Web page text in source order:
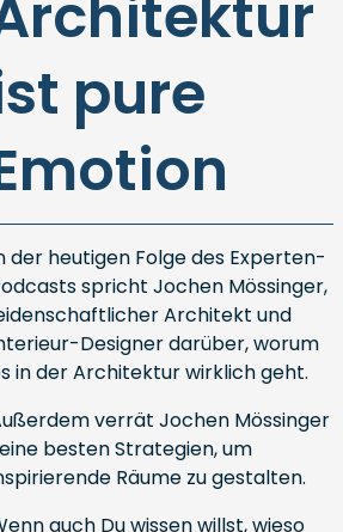
pure
der heutigen Folge des Experten-
spricht Jochen Mössinger,
Architekt und
Designer darüber, worum
in der Architektur wirklich geht.
verrät Jochen Mössinger
besten Strategien, um
Räume zu gestalten.
auch Du wissen willst, wieso